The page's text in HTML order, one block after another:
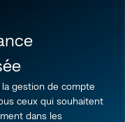
ceux qui souhaitent
dans les